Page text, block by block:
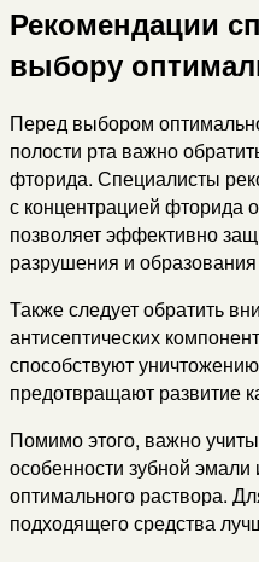
Рекомендации
выбору
Перед выбором
полости рта важно
фторида. Специалисты
с концентрацией фторида
позволяет эффективно
разрушения и
Также следует обратить
антисептических
способствуют
предотвращают развитие
Помимо этого, важно
особенности зубной
оптимального раствора.
подходящего средства